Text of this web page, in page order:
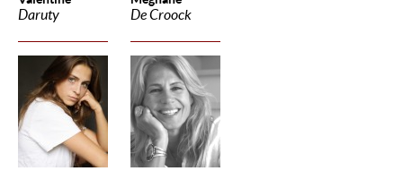
Daruty De Croock